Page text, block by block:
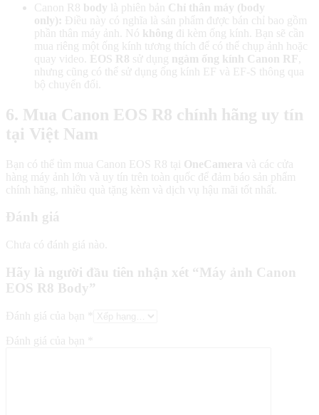
Canon R8 body là phiên bản Chỉ thân máy (body
only): Điều này có nghĩa là sản phẩm được bán chỉ bao gồm
phần thân máy ảnh. Nó không đi kèm ống kính. Bạn sẽ cần
mua riêng một ống kính tương thích để có thể chụp ảnh hoặc
quay video.
EOS R8 sử dụng ngàm ống kính Canon RF
nhưng cũng có thể sử dụng ống kính EF và EF-S thông qua
bộ chuyển đổi.
6. Mua Canon EOS R8 chính hãng uy tín
tại Việt Nam
Bạn có thể tìm mua Canon EOS R8 tại OneCamera và các cửa
hàng máy ảnh lớn và uy tín trên toàn quốc để đảm báo sản phẩm
chính hãng, nhiều quà tặng kèm và dịch vụ hậu mãi tốt nhất.
Đánh giá
Chưa có đánh giá nào.
Hãy là người đầu tiên nhận xét “Máy ảnh Canon
EOS R8 Body”
Đánh giá của bạn
Đánh giá của bạn